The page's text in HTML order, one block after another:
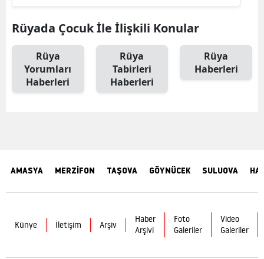
Rüyada Çocuk İle İlişkili Konular
Rüya
Yorumları
Haberleri
Rüya
Tabirleri
Haberleri
Rüya
Haberleri
AMASYA MERZİFON TAŞOVA GÖYNÜCEK SULUOVA
Künye İletişim Arşiv
Haber
Arşivi
Foto
Galeriler
Video
Galeriler